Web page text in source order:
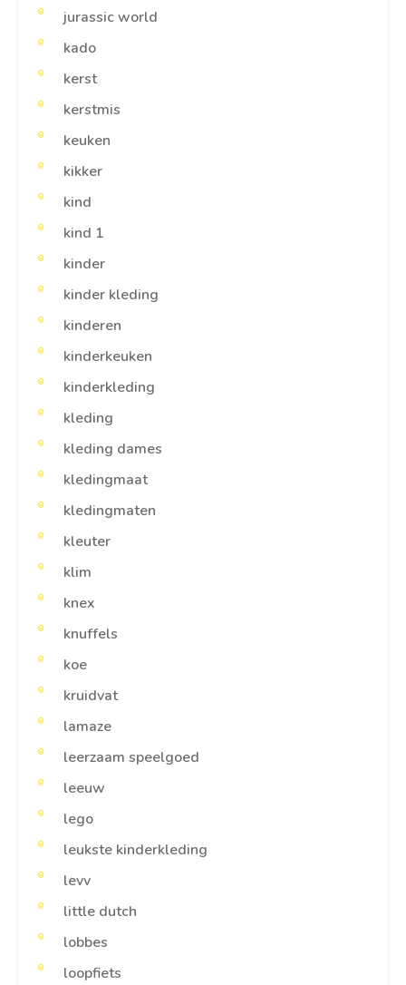
jurassic world
kado
kerst
kerstmis
keuken
kikker
kind
kind 1
kinder
kinder kleding
kinderen
kinderkeuken
kinderkleding
kleding
kleding dames
kledingmaat
kledingmaten
kleuter
klim
knex
knuffels
koe
kruidvat
lamaze
leerzaam speelgoed
leeuw
lego
leukste kinderkleding
levv
little dutch
lobbes
loopfiets